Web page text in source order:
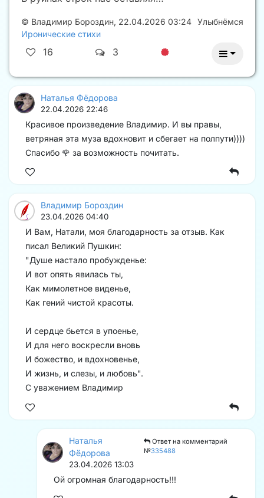
© Владимир Бороздин, 22.04.2026 03:24
Иронические стихи
Улыбнёмся
16 3
Наталья Фёдорова
22.04.2026 22:46
Красивое произведение Владимир. И вы правы,
ветряная эта муза вдохновит и сбегает на полпути))))
Спасибо 🌹 за возможность почитать.
Владимир Бороздин
23.04.2026 04:40
И Вам, Натали, моя благодарность за отзыв. Как
писал Великий Пушкин:
"Душе настало пробужденье:
И вот опять явилась ты,
Как мимолетное виденье,
Как гений чистой красоты.
И сердце бьется в упоенье,
И для него воскресли вновь
И божество, и вдохновенье,
И жизнь, и слезы, и любовь".
С уважением Владимир
Наталья
Фёдорова
Ответ на комментарий
№335488
23.04.2026 13:03
Ой огромная благодарность!!!